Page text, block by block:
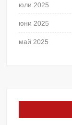
юли 2025
юни 2025
май 2025